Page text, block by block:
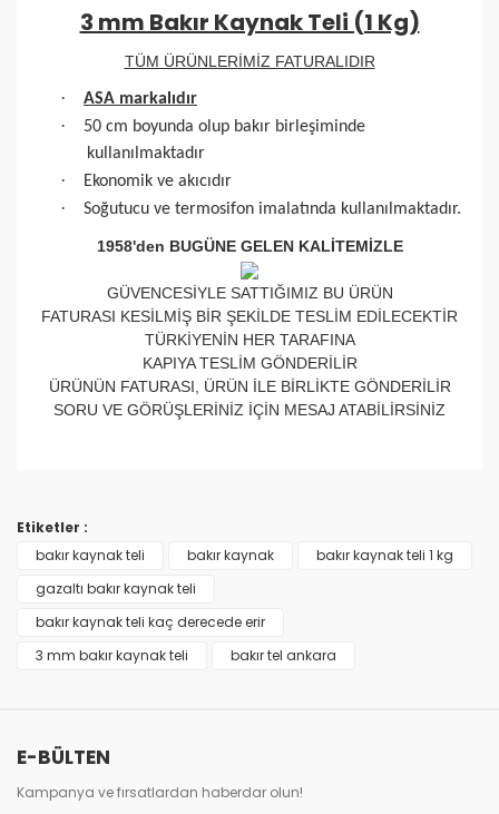
3 mm Bakır Kaynak Teli (1 Kg)
TÜM ÜRÜNLERİMİZ FATURALIDIR
· ASA markalıdır
·
50 cm boyunda olup bakır birleşiminde
kullanılmaktadır
· Ekonomik ve akıcıdır
· Soğutucu ve termosifon imalatında kullanılmaktadır.
1958'den BUGÜNE GELEN KALİTEMİZLE
GÜVENCESİYLE SATTIĞIMIZ BU ÜRÜN
FATURASI KESİLMİŞ BİR ŞEKİLDE TESLİM EDİLECEKTİR
TÜRKİYENİN HER TARAFINA
KAPIYA TESLİM GÖNDERİLİR
ÜRÜNÜN FATURASI, ÜRÜN İLE BİRLİKTE GÖNDERİLİR
SORU VE GÖRÜŞLERİNİZ İÇİN MESAJ ATABİLİRSİNİZ
formunu kullanarak tarafımıza iletebilirsiniz.
Ürün resmi kalitesiz, bozuk veya görüntülenemiyor.
Ürün açıklamasında eksik bilgiler bulunuyor.
Ürün bilgilerinde hatalar bulunuyor.
Etiketler :
bakır kaynak teli
bakır kaynak
bakır kaynak teli 1 kg
gazaltı bakır kaynak teli
bakır kaynak teli kaç derecede erir
3 mm bakır kaynak teli
bakır tel ankara
E-BÜLTEN
Kampanya ve fırsatlardan haberdar olun!